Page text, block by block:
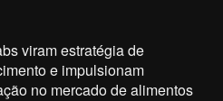
viram estratégia de
e impulsionam
no mercado de alimentos